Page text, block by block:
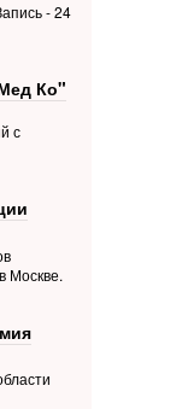
- 24
Ко"
с
Москве.